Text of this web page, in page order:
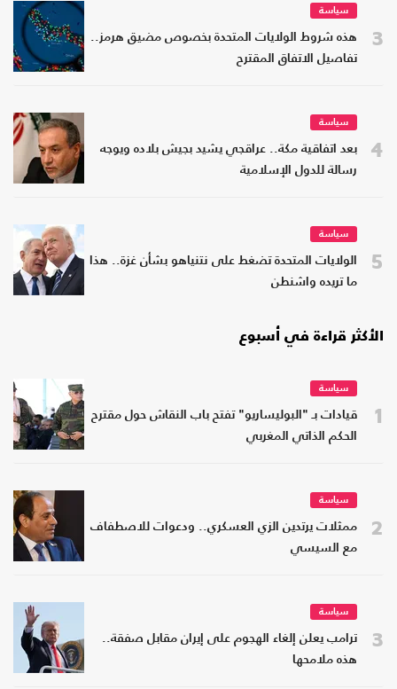
3
سياسة
هذه شروط الولايات المتحدة بخصوص مضيق هرمز..
تفاصيل الاتفاق المقترح
4
سياسة
بعد اتفاقية مكة.. عراقجي يشيد بجيش بلاده ويوجه
رسالة للدول الإسلامية
5
سياسة
الولايات المتحدة تضغط على نتنياهو بشأن غزة.. هذا
ما تريده واشنطن
الأكثر قراءة في أسبوع
1
سياسة
قيادات بـ "البوليساريو" تفتح باب النقاش حول مقترح
الحكم الذاتي المغربي
2
سياسة
ممثلات يرتدين الزي العسكري.. ودعوات للاصطفاف
مع السيسي
3
سياسة
ترامب يعلن إلغاء الهجوم على إيران مقابل صفقة..
هذه ملامحها